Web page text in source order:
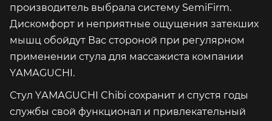
производитель выбрала систему SemiFirm.
Дискомфорт и неприятные ощущения затекших
мышц обойдут Вас стороной при регулярном
применении стула для массажиста компании
YАМАGUCHI.
Стул YАМАGUCHI Chibi сохранит и спустя годы
службы свой функционал и привлекательный